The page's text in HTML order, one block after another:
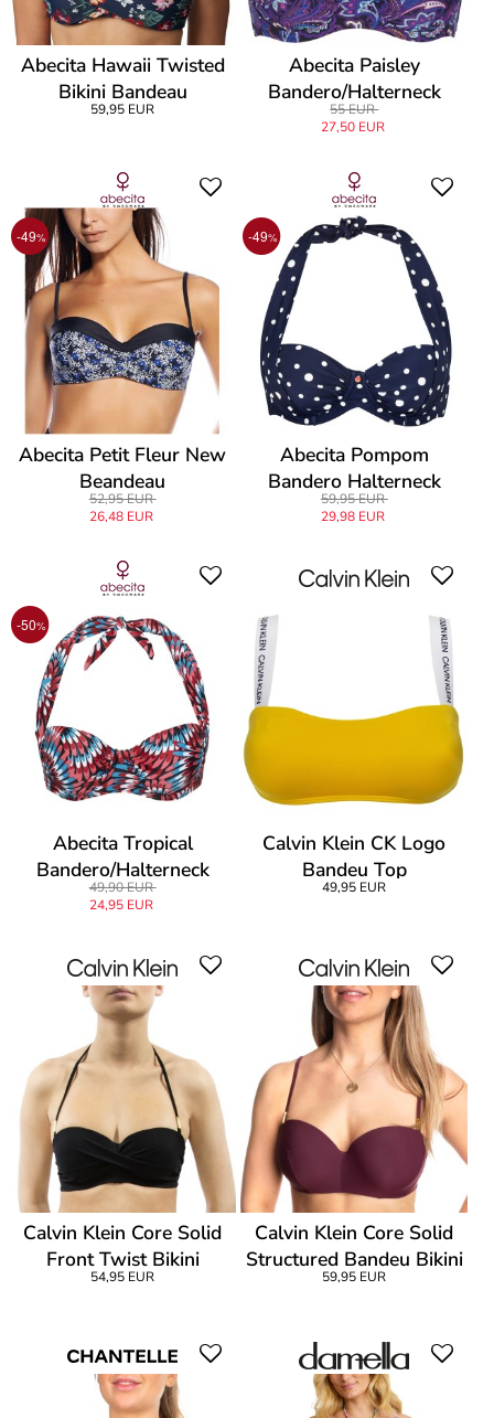
Abecita Hawaii Twisted
Bikini Bandeau
59,95 EUR
Abecita Paisley
Bandero/Halterneck
55 EUR
27,50 EUR
-49%
Abecita Petit Fleur New
Beandeau
52,95 EUR
26,48 EUR
-49%
Abecita Pompom
Bandero Halterneck
59,95 EUR
29,98 EUR
-50%
Abecita Tropical
Bandero/Halterneck
49,90 EUR
24,95 EUR
Calvin Klein CK Logo
Bandeu Top
49,95 EUR
Calvin Klein Core Solid
Front Twist Bikini
Bandeau
54,95 EUR
Calvin Klein Core Solid
Structured Bandeu Bikini
59,95 EUR